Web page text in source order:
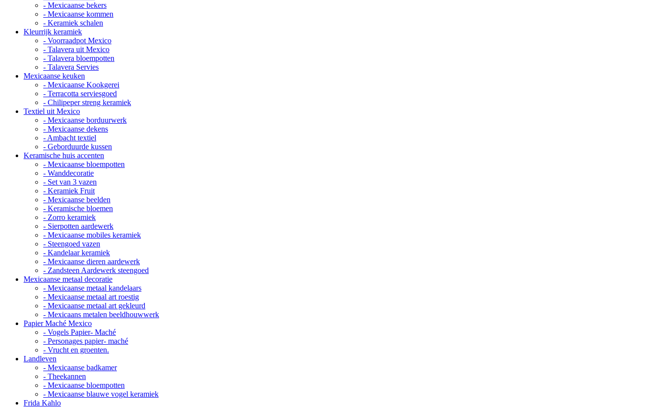
- Mexicaanse bekers
- Mexicaanse kommen
- Keramiek schalen
Kleurrijk keramiek
- Voorraadpot Mexico
- Talavera uit Mexico
- Talavera bloempotten
- Talavera Servies
Mexicaanse keuken
- Mexicaanse Kookgerei
- Terracotta serviesgoed
- Chilipeper streng keramiek
Textiel uit Mexico
- Mexicaanse borduurwerk
- Mexicaanse dekens
- Ambacht textiel
- Geborduurde kussen
Keramische huis accenten
- Mexicaanse bloempotten
- Wanddecoratie
- Set van 3 vazen
- Keramiek Fruit
- Mexicaanse beelden
- Keramische bloemen
- Zorro keramiek
- Sierpotten aardewerk
- Mexicaanse mobiles keramiek
- Steengoed vazen
- Kandelaar keramiek
- Mexicaanse dieren aardewerk
- Zandsteen Aardewerk steengoed
Mexicaanse metaal decoratie
- Mexicaanse metaal kandelaars
- Mexicaanse metaal art roestig
- Mexicaanse metaal art gekleurd
- Mexicaans metalen beeldhouwwerk
Papier Maché Mexico
- Vogels Papier- Maché
- Personages papier- maché
- Vrucht en groenten.
Landleven
- Mexicaanse badkamer
- Theekannen
- Mexicaanse bloempotten
- Mexicaanse blauwe vogel keramiek
Frida Kahlo